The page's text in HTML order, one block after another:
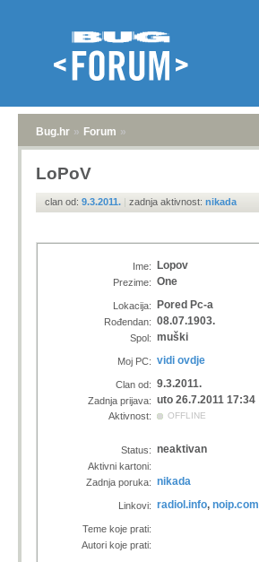
Bug.hr » Forum »
LoPoV
clan od: 9.3.2011. | zadnja aktivnost: nikada
Ime: Lopov
Prezime: One
Lokacija: Pored Pc-a
Rođendan: 08.07.1903.
Spol: muški
Moj PC: vidi ovdje
Clan od: 9.3.2011.
Zadnja prijava: uto 26.7.2011 17:34
Aktivnost: OFFLINE
Status: neaktivan
Aktivni kartoni:
Zadnja poruka: nikada
Linkovi: radiol.info, noip.com
Teme koje prati:
Autori koje prati: